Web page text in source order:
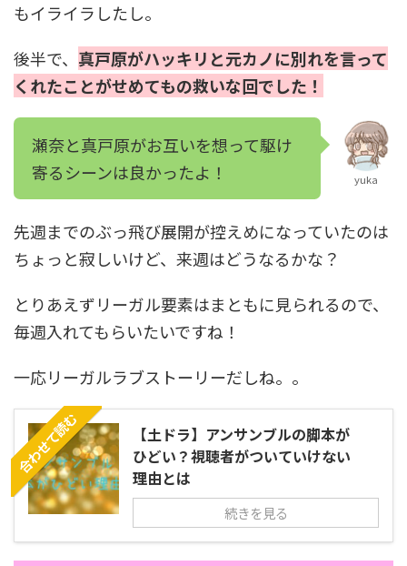
もイライラしたし。
後半で、 真戸原がハッキリと元カノに別れを言って
くれたことがせめてもの救いな回でした！
瀬奈と真戸原がお互いを想って駆け
寄るシーンは良かったよ！
yuka
先週までのぶっ飛び展開が控えめになっていたのは
ちょっと寂しいけど、来週はどうなるかな？
とりあえずリーガル要素はまともに見られるので、
毎週入れてもらいたいですね！
一応リーガルラブストーリーだしね。。
合わせて読む
【土ドラ】アンサンブルの脚本が
ひどい？視聴者がついていけない
理由とは
続きを見る